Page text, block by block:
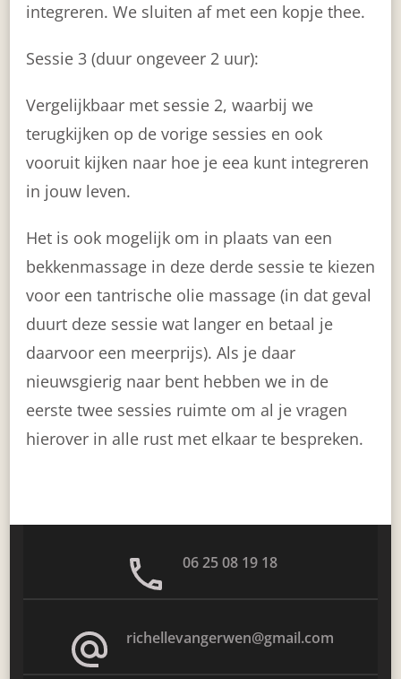
integreren. We sluiten af met een kopje thee.
Sessie 3 (duur ongeveer 2 uur):
Vergelijkbaar met sessie 2, waarbij we
terugkijken op de vorige sessies en ook
vooruit kijken naar hoe je eea kunt integreren
in jouw leven.
Het is ook mogelijk om in plaats van een
bekkenmassage in deze derde sessie te kiezen
voor een tantrische olie massage (in dat geval
duurt deze sessie wat langer en betaal je
daarvoor een meerprijs). Als je daar
nieuwsgierig naar bent hebben we in de
eerste twee sessies ruimte om al je vragen
hierover in alle rust met elkaar te bespreken.
06 25 08 19 18
richellevangerwen@gmail.com